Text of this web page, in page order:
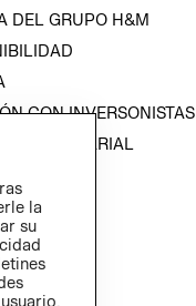
DEL GRUPO H&M
CON INVERSONISTAS
EMPRESARIAL
la
su